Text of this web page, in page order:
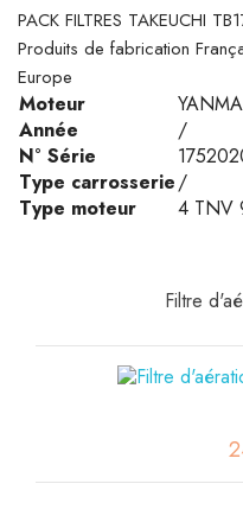
PACK FILTRES TAKEUCHI
Produits de fabrication
Europe
Moteur
Année
/
N° Série
Type carrosserie/
Type moteur
4 TNV
Filtre